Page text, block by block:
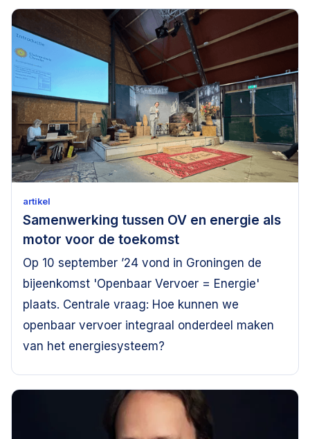
artikel
Samenwerking tussen OV en energie als
motor voor de toekomst
Op 10 september ’24 vond in Groningen de
bijeenkomst 'Openbaar Vervoer = Energie'
plaats. Centrale vraag: Hoe kunnen we
openbaar vervoer integraal onderdeel maken
van het energiesysteem?